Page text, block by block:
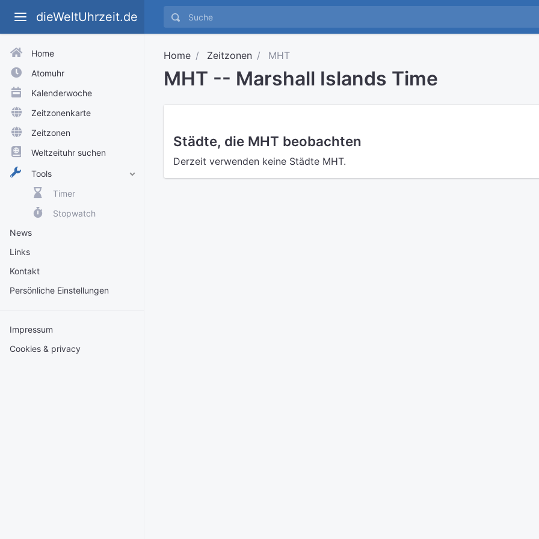
dieWeltUhrzeit.de
Home
Atomuhr
Kalenderwoche
Zeitzonenkarte
Zeitzonen
Weltzeituhr suchen
Tools
Timer
Stopwatch
News
Links
Kontakt
Persönliche Einstellungen
Impressum
Cookies & privacy
Home Zeitzonen MHT
MHT -- Marshall Islands Time
Städte, die MHT beobachten
Derzeit verwenden keine Städte MHT.